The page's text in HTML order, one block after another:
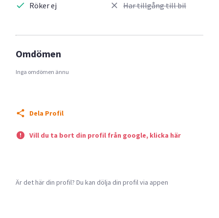
Röker ej Har tillgång till bil
Omdömen
Inga omdömen ännu
Dela Profil
Vill du ta bort din profil från google, klicka här
Är det här din profil? Du kan dölja din profil via appen